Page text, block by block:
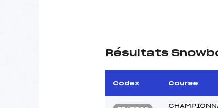
Résultats
Codex Course